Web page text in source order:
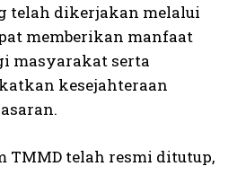
telah dikerjakan melalui
memberikan manfaat
masyarakat serta
kesejahteraan
TMMD telah resmi ditutup,